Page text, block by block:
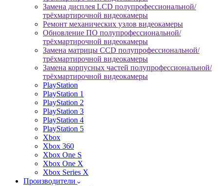
Замена дисплея LCD полупрофессиональной/
трёхмартирочной видеокамеры
Ремонт механических узлов видеокамеры
Обновление ПО полупрофессиональной/
трёхмартирочной видеокамеры
Замена матрицы CCD полупрофессиональной/
трёхмартирочной видеокамеры
Замена корпусных частей полупрофессиональной/
трёхмартирочной видеокамеры
PlayStation
PlayStation 1
PlayStation 2
PlayStation 3
PlayStation 4
PlayStation 5
Xbox
Xbox 360
Xbox One S
Xbox One X
Xbox Series X
Производители